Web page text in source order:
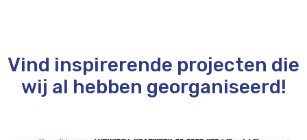
Vind inspirerende projecten die
wij al hebben georganiseerd!